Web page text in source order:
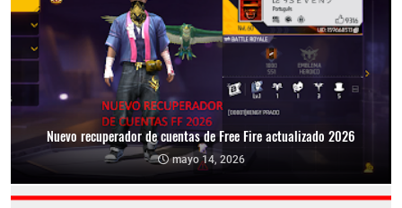
Nuevo recuperador de cuentas de Free Fire actualizado 2026
mayo 14, 2026